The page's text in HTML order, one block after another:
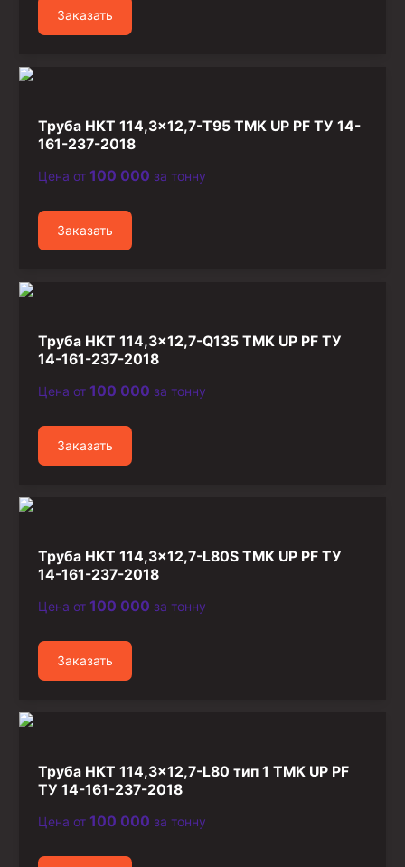
Рукава буровые
Стропы текстильные
Стропы цепные
Канаты стальные
Элементы линии обвязки
Заказать
Труба НКТ 114,3×12,7-Т95 TMK UP PF ТУ 14-
161-237-2018
Цена от 100 000 за тонну
Заказать
Труба НКТ 114,3×12,7-Q135 TMK UP PF ТУ
14-161-237-2018
Цена от 100 000 за тонну
Заказать
Труба НКТ 114,3×12,7-L80S TMK UP PF ТУ
14-161-237-2018
Цена от 100 000 за тонну
Заказать
Труба НКТ 114,3×12,7-L80 тип 1 TMK UP PF
ТУ 14-161-237-2018
Цена от 100 000 за тонну